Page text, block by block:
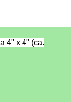
4" x 4" (ca.